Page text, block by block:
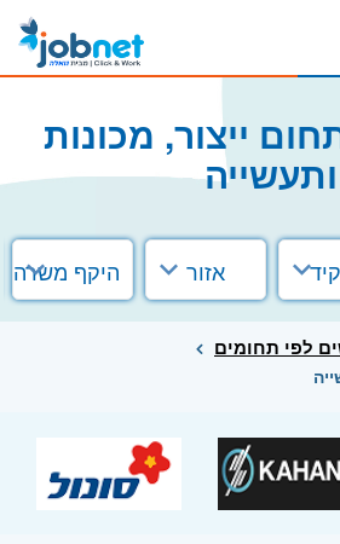
ייצור, מכונות
ותעשייה
אזור היקף משרה
לפי תחומים